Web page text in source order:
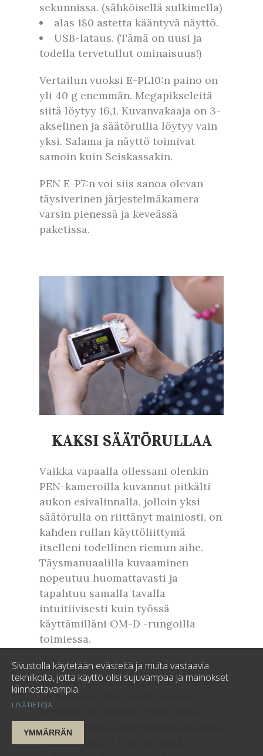
sekunnissa. (sähköisellä sulkimella)
alas 180 astetta kääntyvä näyttö.
USB-lataus. (Tämä on uusi ja
todella tervetullut ominaisuus!)
Vertailun vuoksi E-PL10:n paino on
yli 40 g enemmän. Megapikseleitä
siitä löytyy 16,1. Kuvanvakaaja on 3-
akselinen ja säätörullia löytyy vain
yksi. Salama ja näyttö toimivat
samoin kuin Seiskassakin.
PEN E-P7:n voi siis sanoa olevan
täysiverinen järjestelmäkamera
varsin pienessä ja keveässä
paketissa.
KAKSI SÄÄTÖRULLAA
Vaikka vapaalla ollessani olenkin
PEN-kameroilla kuvannut pitkälti
aukon esivalinnalla, jolloin yksi
säätörulla on riittänyt mainiosti, on
kahden rullan käyttöliittymä
itselleni todellinen riemun aihe.
Täysmanuaalilla kuvaaminen
nopeutuu huomattavasti ja
tapahtuu samalla tavalla
intuitiivisesti kuin työssä
käyttämilläni OM-D -rungoilla
toimiessa.
Kaksi säätörullaa siis mahdollistaa
sen, että peukalolla ja etusormella
on kussakin kuvausohjelmassa
käytössä ne kaikista tärkeimmät
säädöt. Manuaaliasetuksilla toisella
vaihtuu aika ja toisella aukko.
LISÄTIETOJA
Sivustolla käytetään evästeitä ja muita vastaavia
tekniikoita, jotta käyttö olisi sujuvampaa ja mainokset
kiinnostavampia.
YMMÄRRÄN